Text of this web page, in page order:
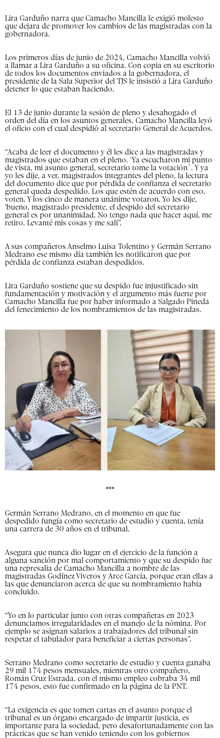
Lira Garduño narra que Camacho Mancilla le exigió molesto
que dejara de promover los cambios de las magistradas con la
gobernadora.
Los primeros días de junio de 2024, Camacho Mancilla volvió
a llamar a Lira Garduño a su oficina. Con copia en su escritorio
de todos los documentos enviados a la gobernadora, el
presidente de la Sala Superior del TJS le insistió a Lira Garduño
detener lo que estaban haciendo.
El 13 de junio durante la sesión de pleno y desahogado el
orden del día en los asuntos generales, Camacho Mancilla leyó
el oficio con el cual despidió al secretario General de Acuerdos.
“Acaba de leer el documento y él les dice a las magistradas y
magistrados que estaban en el pleno. ‘Ya escucharon mi punto
de vista, mi asunto general, secretario tome la votación´. Y ya
yo les dije, a ver, magistrados integrantes del pleno, la lectura
del documento dice que por pérdida de confianza el secretario
general queda despedido. Los que estén de acuerdo con eso,
voten. Y los cinco de manera unánime votaron. Yo les dije,
‘bueno, magistrado presidente, el despido del secretario
general es por unanimidad. No tengo nada que hacer aquí, me
retiro. Levanté mis cosas y me salí”.
A sus compañeros Anselmo Luisa Tolentino y Germán Serrano
Medrano ese mismo día también les notificaron que por
pérdida de confianza estaban despedidos.
Lira Garduño sostiene que su despido fue injustificado sin
fundamentación y motivación y el argumento más fuerte por
Camacho Mancilla fue por haber informado a Salgado Pineda
del fenecimiento de los nombramientos de las magistradas.
***
Germán Serrano Medrano, en el momento en que fue
despedido fungía como secretario de estudio y cuenta, tenía
una carrera de 30 años en el tribunal.
Asegura que nunca dio lugar en el ejercicio de la función a
alguna sanción por mal comportamiento y que su despido fue
una represalia de Camacho Mancilla a nombre de las
magistradas Godínez Viveros y Arce García, porque eran ellas a
las que denunciaron acerca de que su nombramiento había
concluido.
“Yo en lo particular junto con otras compañeras en 2023
denunciamos irregularidades en el manejo de la nómina. Por
ejemplo se asignan salarios a trabajadores del tribunal sin
respetar el tabulador para beneficiar a ciertas personas”.
Serrano Medrano como secretario de estudio y cuenta ganaba
29 mil 174 pesos mensuales, mientras otro compañero,
Román Cruz Estrada, con el mismo empleo cobraba 34 mil
174 pesos, esto fue confirmado en la página de la PNT.
“La exigencia es que tomen cartas en el asunto porque el
tribunal es un órgano encargado de impartir justicia, es
importante para la sociedad, pero desafortunadamente con las
prácticas que se han venido teniendo con los gobiernos